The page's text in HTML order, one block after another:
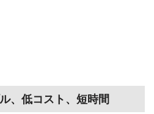
、低コスト、短時間